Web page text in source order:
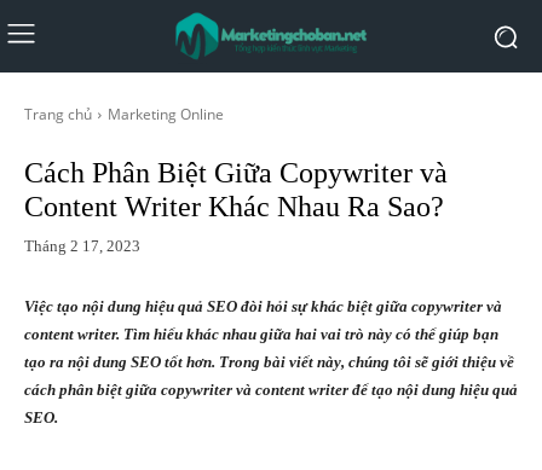
Trang chủ Marketing Online
Cách Phân Biệt Giữa Copywriter và
Content Writer Khác Nhau Ra Sao?
Tháng 2 17, 2023
Việc tạo nội dung hiệu quả SEO đòi hỏi sự khác biệt giữa copywriter và
content writer. Tìm hiểu khác nhau giữa hai vai trò này có thể giúp bạn
tạo ra nội dung SEO tốt hơn. Trong bài viết này, chúng tôi sẽ giới thiệu về
cách phân biệt giữa copywriter và content writer để tạo nội dung hiệu quả
SEO.